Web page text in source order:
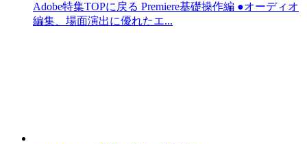
Adobe特集TOPに戻る Premiere基礎操作編 ●オーディオ
編集、場面演出に優れたエ...